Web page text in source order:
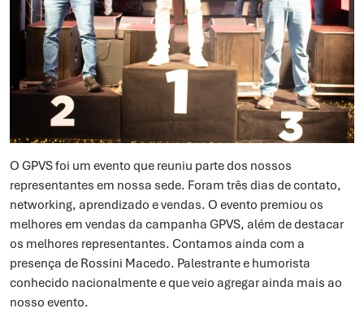
O GPVS foi um evento que reuniu parte dos nossos
representantes em nossa sede. Foram três dias de contato,
networking, aprendizado e vendas. O evento premiou os
melhores em vendas da campanha GPVS, além de destacar
os melhores representantes. Contamos ainda com a
presença de Rossini Macedo. Palestrante e humorista
conhecido nacionalmente e que veio agregar ainda mais ao
nosso evento.